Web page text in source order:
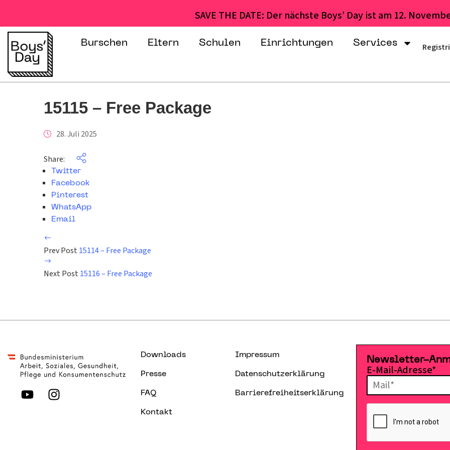
SAVE THE DATE: Der nächste Boys’ Day ist am 12.
Burschen Eltern Schulen Einrichtungen Services
15115 – Free Package
28. Juli 2025
Share:
Twitter
Facebook
Pinterest
WhatsApp
Email
Prev Post 15114 – Free Package
Next Post 15116 – Free Package
Downloads
Presse
FAQ
Kontakt
Impressum
Datenschutzerklärung
Barrierefreiheitserklärung
Newsletter-
E-Mail-Adresse*